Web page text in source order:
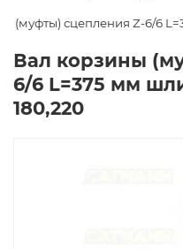
(муфты) сцепления Z-6/6
Вал корзины
6/6 L=375 мм
180,220